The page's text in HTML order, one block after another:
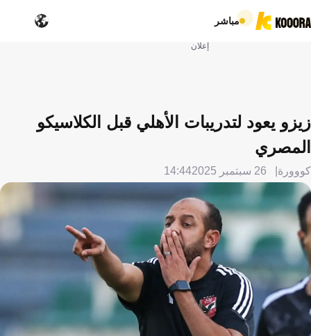
مباشر
إعلان
زيزو يعود لتدريبات الأهلي قبل الكلاسيكو
المصري
كووورة 26 سبتمبر 2025 14:44